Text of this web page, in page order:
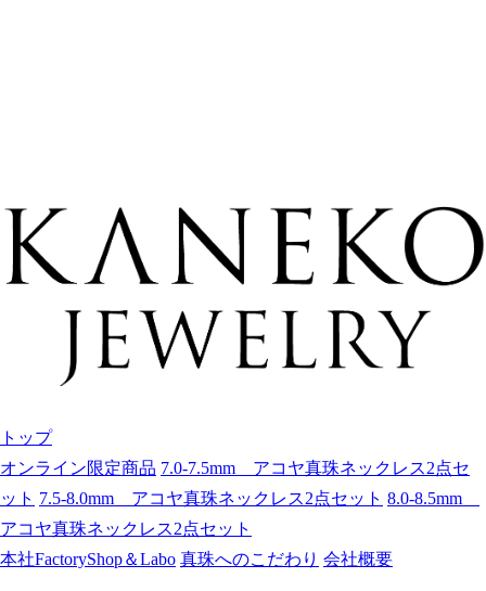
トップ
オンライン限定商品 7.0-7.5mm アコヤ真珠ネックレス2点セ
ット 7.5-8.0mm アコヤ真珠ネックレス2点セット 8.0-8.5mm
アコヤ真珠ネックレス2点セット
本社FactoryShop＆Labo 真珠へのこだわり 会社概要